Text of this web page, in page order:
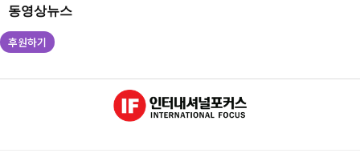
동영상뉴스
후원하기